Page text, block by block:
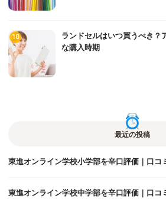
ランドセルはいつ買うべき？
な購入時期
最近の投稿
東進オンライン学校小学部を辛口評価｜口コ
東進オンライン学校中学部を辛口評価｜口コ